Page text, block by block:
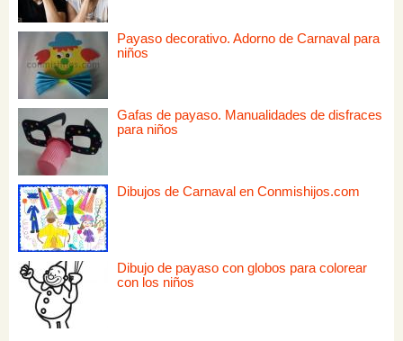
Payaso decorativo. Adorno de Carnaval para
niños
Gafas de payaso. Manualidades de disfraces
para niños
Dibujos de Carnaval en Conmishijos.com
Dibujo de payaso con globos para colorear
con los niños